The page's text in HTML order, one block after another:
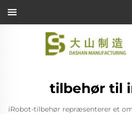
tilbehør til
iRobot-tilbehør repræsenterer et